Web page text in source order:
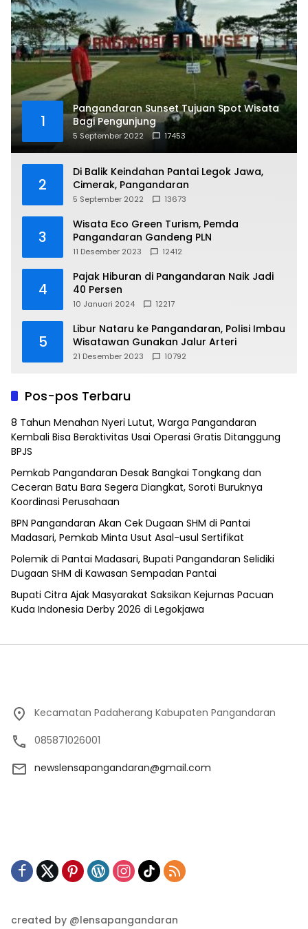
1
Pangandaran Sunset Tujuan Spot Wisata
Bagi Pengunjung
5 September 2022 17453
2
Di Balik Keindahan Pantai Legok Jawa,
Cimerak, Pangandaran
5 September 2022 13673
3
Wisata Eco Green Turism, Pemda
Pangandaran Gandeng PLN
11 Desember 2023 12412
4
Pajak Hiburan di Pangandaran Naik Jadi
40 Persen
10 Januari 2024 12217
5
Libur Nataru ke Pangandaran, Polisi Imbau
Wisatawan Gunakan Jalur Arteri
21 Desember 2023 10792
Pos-pos Terbaru
8 Tahun Menahan Nyeri Lutut, Warga Pangandaran
Kembali Bisa Beraktivitas Usai Operasi Gratis Ditanggung
BPJS
Pemkab Pangandaran Desak Bangkai Tongkang dan
Ceceran Batu Bara Segera Diangkat, Soroti Buruknya
Koordinasi Perusahaan
BPN Pangandaran Akan Cek Dugaan SHM di Pantai
Madasari, Pemkab Minta Usut Asal-usul Sertifikat
Polemik di Pantai Madasari, Bupati Pangandaran Selidiki
Dugaan SHM di Kawasan Sempadan Pantai
Bupati Citra Ajak Masyarakat Saksikan Kejurnas Pacuan
Kuda Indonesia Derby 2026 di Legokjawa
Kecamatan Padaherang Kabupaten Pangandaran
085871026001
newslensapangandaran@gmail.com
created by @lensapangandaran